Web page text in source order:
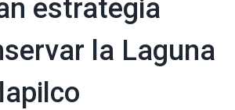
estrategia
la Laguna